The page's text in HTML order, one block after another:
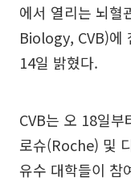
에서 열리는 뇌
Biology, CVB)에
14일 밝혔다.
CVB는 오 18일
로슈(Roche) 및
유수 대학들이